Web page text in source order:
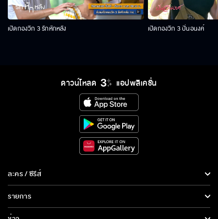
เปิดกองวิก 3 รักหักหลัง เปิดกองวิก 3 ปิ่นอนงค์
ดาวน์โหลด แอปพลิเคชั่น
ละคร / ซีรีส์
ละคร/ซีรีส์
ซีรีส์นานาชาติ
รายการ
รายการทั้งหมด